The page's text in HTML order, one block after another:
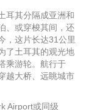
耳其分隔成亚洲和
、或穿梭其间，还
，这片长达31公里
了土耳其的观光地
乘游轮。航行于
越大桥、远眺城市
Airport或同级